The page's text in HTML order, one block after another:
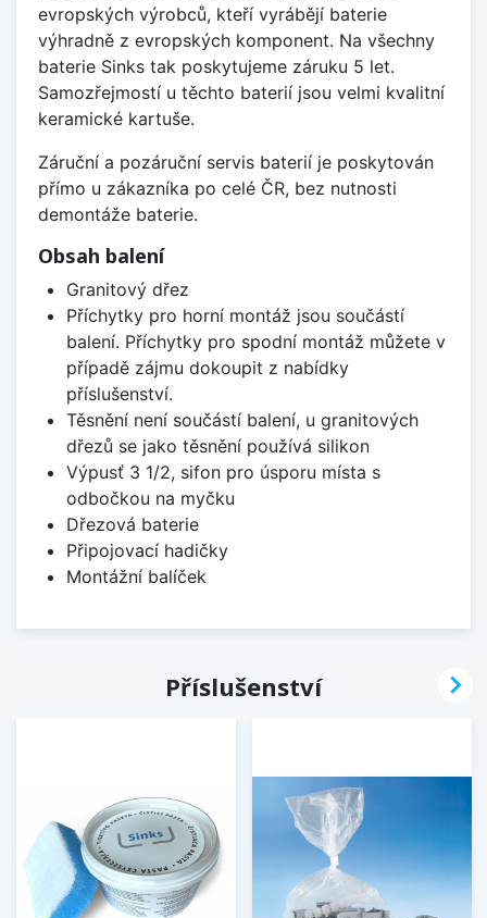
evropských výrobců, kteří vyrábějí baterie
výhradně z evropských komponent. Na všechny
baterie Sinks tak poskytujeme záruku 5 let.
Samozřejmostí u těchto baterií jsou velmi kvalitní
keramické kartuše.
Záruční a pozáruční servis baterií je poskytován
přímo u zákazníka po celé ČR, bez nutnosti
demontáže baterie.
Obsah balení
Granitový dřez
Příchytky pro horní montáž jsou součástí
balení. Příchytky pro spodní montáž můžete v
případě zájmu dokoupit z nabídky
příslušenství.
Těsnění není součástí balení, u granitových
dřezů se jako těsnění používá silikon
Výpusť 3 1/2, sifon pro úsporu místa s
odbočkou na myčku
Dřezová baterie
Připojovací hadičky
Montážní balíček
Příslušenství 